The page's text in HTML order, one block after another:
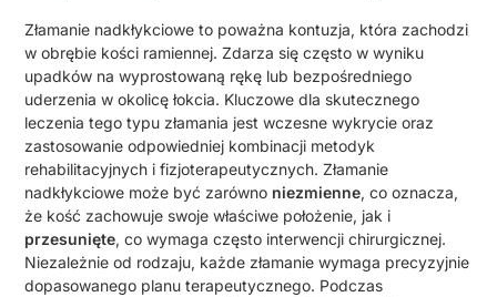
Złamanie nadkłykciowe to poważna kontuzja, która zachodzi
w obrębie kości ramiennej. Zdarza się często w wyniku
upadków na wyprostowaną rękę lub bezpośredniego
uderzenia w okolicę łokcia. Kluczowe dla skutecznego
leczenia tego typu złamania jest wczesne wykrycie oraz
zastosowanie odpowiedniej kombinacji metodyk
rehabilitacyjnych i fizjoterapeutycznych. Złamanie
nadkłykciowe może być zarówno niezmienne, co oznacza,
że kość zachowuje swoje właściwe położenie, jak i
przesunięte, co wymaga często interwencji chirurgicznej.
Niezależnie od rodzaju, każde złamanie wymaga precyzyjnie
dopasowanego planu terapeutycznego. Podczas